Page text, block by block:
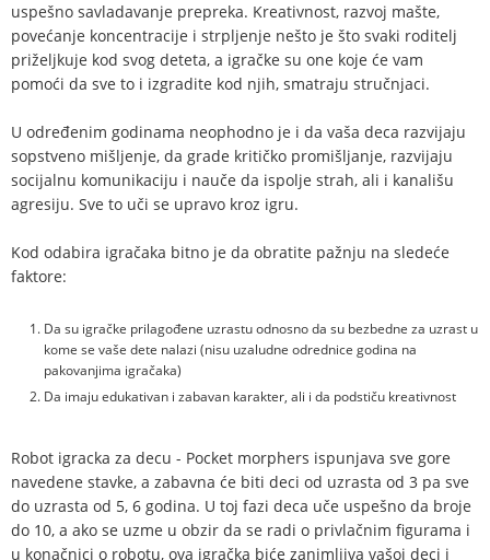
uspešno savladavanje prepreka. Kreativnost, razvoj mašte,
povećanje koncentracije i strpljenje nešto je što svaki roditelj
priželjkuje kod svog deteta, a igračke su one koje će vam
pomoći da sve to i izgradite kod njih, smatraju stručnjaci.
U određenim godinama neophodno je i da vaša deca razvijaju
sopstveno mišljenje, da grade kritičko promišljanje, razvijaju
socijalnu komunikaciju i nauče da ispolje strah, ali i kanališu
agresiju. Sve to uči se upravo kroz igru.
Kod odabira igračaka bitno je da obratite pažnju na sledeće
faktore:
Da su igračke prilagođene uzrastu odnosno da su bezbedne za uzrast u
kome se vaše dete nalazi (nisu uzaludne odrednice godina na
pakovanjima igračaka)
Da imaju edukativan i zabavan karakter, ali i da podstiču kreativnost
Robot igracka za decu - Pocket morphers ispunjava sve gore
navedene stavke, a zabavna će biti deci od uzrasta od 3 pa sve
do uzrasta od 5, 6 godina. U toj fazi deca uče uspešno da broje
do 10, a ako se uzme u obzir da se radi o privlačnim figurama i
u konačnici o robotu, ova igračka biće zanimljiva vašoj deci i